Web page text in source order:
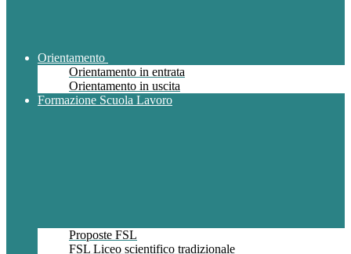
Orientamento
Orientamento in entrata
Orientamento in uscita
Formazione Scuola Lavoro
Proposte FSL
FSL Liceo scientifico tradizionale